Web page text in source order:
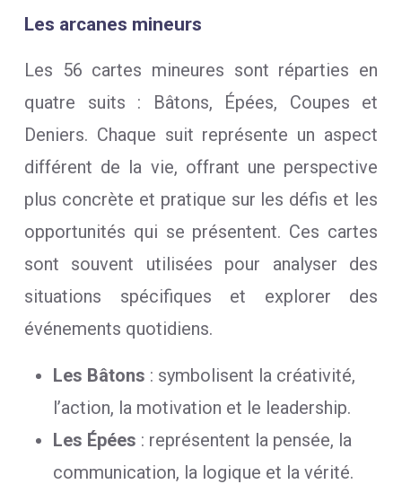
Les arcanes mineurs
Les 56 cartes mineures sont réparties en
quatre suits : Bâtons, Épées, Coupes et
Deniers. Chaque suit représente un aspect
différent de la vie, offrant une perspective
plus concrète et pratique sur les défis et les
opportunités qui se présentent. Ces cartes
sont souvent utilisées pour analyser des
situations spécifiques et explorer des
événements quotidiens.
Les Bâtons : symbolisent la créativité,
l’action, la motivation et le leadership.
Les Épées : représentent la pensée, la
communication, la logique et la vérité.